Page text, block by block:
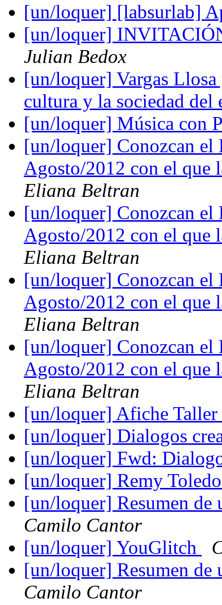
[un/loquer] [labsurlab]
[un/loquer]
Julian Bedox
[un/loquer] Vargas
cultura y la sociedad del
[un/loquer] Música con
[un/loquer] Conozcan el
Agosto/2012 con el que
Eliana Beltran
[un/loquer] Conozcan el
Agosto/2012 con el que
Eliana Beltran
[un/loquer] Conozcan el
Agosto/2012 con el que
Eliana Beltran
[un/loquer] Conozcan el
Agosto/2012 con el que
Eliana Beltran
[un/loquer] Afiche Taller
[un/loquer] Dialogos
[un/loquer] Fwd:
[un/loquer] Remy
[un/loquer] Resumen
Camilo Cantor
[un/loquer] YouGlitch
[un/loquer] Resumen
Camilo Cantor